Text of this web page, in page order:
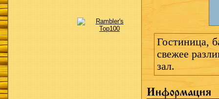
Гостиница,
свежее
зал.
Информация